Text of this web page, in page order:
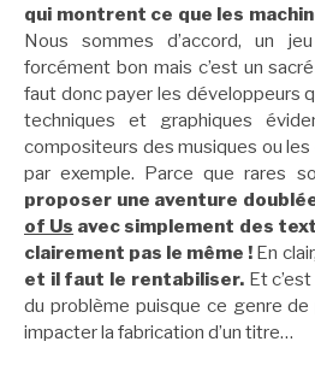
qui montrent ce que les
Nous sommes d’accord, un
forcément bon mais c’est un
faut donc payer les développeurs
techniques et graphiques
compositeurs des musiques ou
par exemple. Parce que rares
proposer une aventure
of Us avec simplement des
clairement pas le même ! En
et il faut le rentabiliser. Et
du problème puisque ce genre
impacter la fabrication d’un titre…